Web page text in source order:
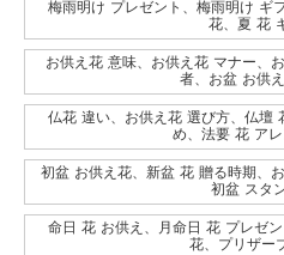
梅雨明け プレゼント、梅雨明け ギ
花、夏 花
お供え花 意味、お供え花 マナー、
者、お盆 お供
仏花 違い、お供え花 選び方、仏壇
め、法要 花 アレ
初盆 お供え花、新盆 花 贈る時期、
初盆 スタ
命日 花 お供え、月命日 花 プレゼ
花、プリザー